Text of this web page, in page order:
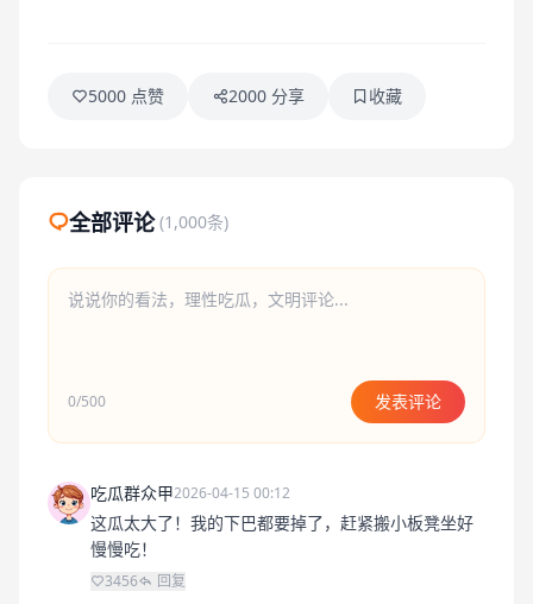
5000 点赞 2000 分享 收藏
全部评论 (1,000条)
0/500 发表评论
吃瓜群众甲2026-04-15 00:12
这瓜太大了！我的下巴都要掉了，赶紧搬小板凳坐好
慢慢吃！
3456 回复